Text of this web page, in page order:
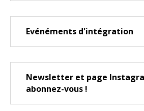
Evénéments d'intégration
Newsletter et page
abonnez-vous !